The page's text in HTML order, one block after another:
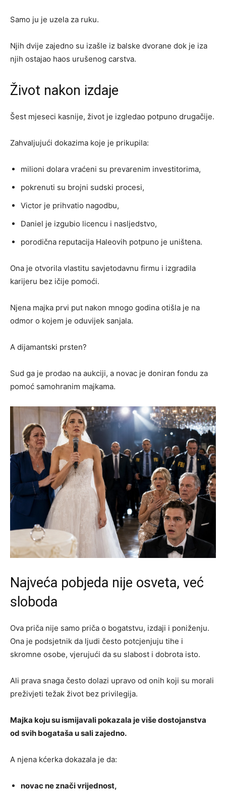
Samo ju je uzela za ruku.
Njih dvije zajedno su izašle iz balske dvorane dok je iza
njih ostajao haos urušenog carstva.
Život nakon izdaje
Šest mjeseci kasnije, život je izgledao potpuno drugačije.
Zahvaljujući dokazima koje je prikupila:
milioni dolara vraćeni su prevarenim investitorima,
pokrenuti su brojni sudski procesi,
Victor je prihvatio nagodbu,
Daniel je izgubio licencu i nasljedstvo,
porodična reputacija Haleovih potpuno je uništena.
Ona je otvorila vlastitu savjetodavnu firmu i izgradila
karijeru bez ičije pomoći.
Njena majka prvi put nakon mnogo godina otišla je na
odmor o kojem je oduvijek sanjala.
A dijamantski prsten?
Sud ga je prodao na aukciji, a novac je doniran fondu za
pomoć samohranim majkama.
Najveća pobjeda nije osveta, već
sloboda
Ova priča nije samo priča o bogatstvu, izdaji i poniženju.
Ona je podsjetnik da ljudi često potcjenjuju tihe i
skromne osobe, vjerujući da su slabost i dobrota isto.
Ali prava snaga često dolazi upravo od onih koji su morali
preživjeti težak život bez privilegija.
Majka koju su ismijavali pokazala je više dostojanstva
od svih bogataša u sali zajedno.
A njena kćerka dokazala je da:
novac ne znači vrijednost,